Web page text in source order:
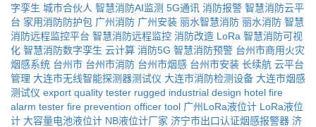
字孪生 城市合伙人 智慧消防AI监测 5G通讯 消防报警 智慧消防云平
台 家用消防防护包 广州消防 广州安装 丽水智慧消防 丽水消防 智慧
消防远程监控平台 智慧消防远程监控 消防改造 LoRa 智慧消防可视
化 智慧消防数字孪生 云计算 消防5G 智慧消防预警 台州市商用火灾
烟感系统 台州市 台州市消防 台州市烟感 台州市安装 长续航 云平台
管理 大连市无线智能探测器测试仪 大连市消防检测设备 大连市烟感
测试仪 export quality tester rugged industrial design hotel fire
alarm tester fire prevention officer tool 广州LoRa液位计 LoRa液位
计 大容量电池液位计 NB液位计厂家 济宁市出口认证烟感报警器 济